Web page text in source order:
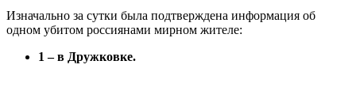
Изначально за сутки была подтверждена информация об
одном убитом россиянами мирном жителе:
1 – в Дружковке.